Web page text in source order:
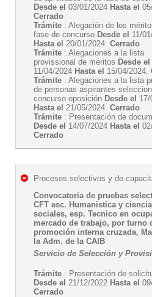
Desde el 03/01/2024 Hasta el
Cerrado
Trámite : Alegación de los
fase de concurso Desde el 11/
Hasta el 20/01/2024. Cerrado
Trámite : Alegaciones a la lista
provissional de méritos Desde el
11/04/2024 Hasta el 15/04/2024.
Trámite : Alegaciones a la lista
de personas aspirantes
concurso oposición Desde el 17/
Hasta el 21/05/2024. Cerrado
Trámite : Presentación de
Desde el 14/07/2024 Hasta el
Cerrado
Procesos selectivos y de
Convocatoria de pruebas
CFT esc. Humanistica y
sociales, esp. Tecnico en
mercado de trabajo, por turno
promoción interna cruzada,
la Adm. de la CAIB
Servicio de Selección y
Trámite : Presentación de
Desde el 21/12/2022 Hasta el
Cerrado